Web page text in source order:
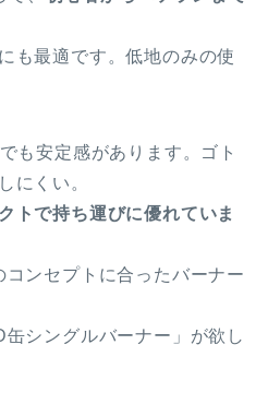
も最適です。低地のみの使
も安定感があります。ゴト
にくい。
トで持ち運びに優れていま
コンセプトに合ったバーナー
シングルバーナー」が欲し